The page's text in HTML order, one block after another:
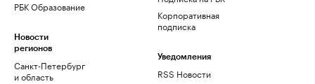
РБК Образование
Новости
регионов
Санкт-Петербург
и область
Корпоративная
подписка
Уведомления
RSS Новости